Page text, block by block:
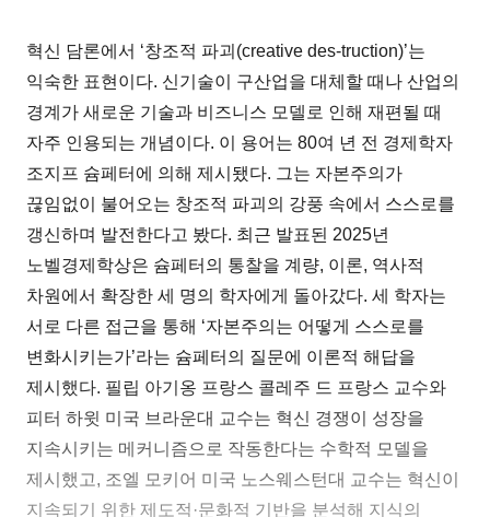
혁신 담론에서 ‘창조적 파괴(creative des-truction)’는
익숙한 표현이다. 신기술이 구산업을 대체할 때나 산업의
경계가 새로운 기술과 비즈니스 모델로 인해 재편될 때
자주 인용되는 개념이다. 이 용어는 80여 년 전 경제학자
조지프 슘페터에 의해 제시됐다. 그는 자본주의가
끊임없이 불어오는 창조적 파괴의 강풍 속에서 스스로를
갱신하며 발전한다고 봤다. 최근 발표된 2025년
노벨경제학상은 슘페터의 통찰을 계량, 이론, 역사적
차원에서 확장한 세 명의 학자에게 돌아갔다. 세 학자는
서로 다른 접근을 통해 ‘자본주의는 어떻게 스스로를
변화시키는가’라는 슘페터의 질문에 이론적 해답을
제시했다. 필립 아기옹 프랑스 콜레주 드 프랑스 교수와
피터 하윗 미국 브라운대 교수는 혁신 경쟁이 성장을
지속시키는 메커니즘으로 작동한다는 수학적 모델을
제시했고, 조엘 모키어 미국 노스웨스턴대 교수는 혁신이
지속되기 위한 제도적·문화적 기반을 분석해 지식의